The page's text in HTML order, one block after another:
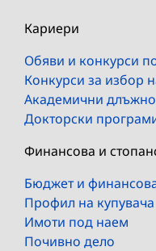
Кариери
Обяви и конкурси
Конкурси за избор
Академични
Докторски
Финансова и
Бюджет и
Профил на купувача
Имоти под наем
Почивно дело